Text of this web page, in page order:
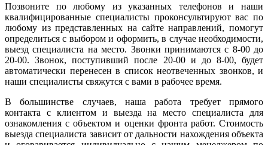
Позвоните по любому из указанных телефонов и наши
квалифицированные специалисты проконсультируют вас по
любому из представленных на сайте направлений, помогут
определиться с выбором и оформить, в случае необходимости,
выезд специалиста на место. Звонки принимаются с 8-00 до
20-00. Звонок, поступивший после 20-00 и до 8-00, будет
автоматически перенесен в список неотвеченных звонков, и
наши специалисты свяжутся с вами в рабочее время.
В большинстве случаев, наша работа требует прямого
контакта с клиентом и выезда на место специалиста для
ознакомления с объектом и оценки фронта работ. Стоимость
выезда специалиста зависит от дальности нахождения объекта